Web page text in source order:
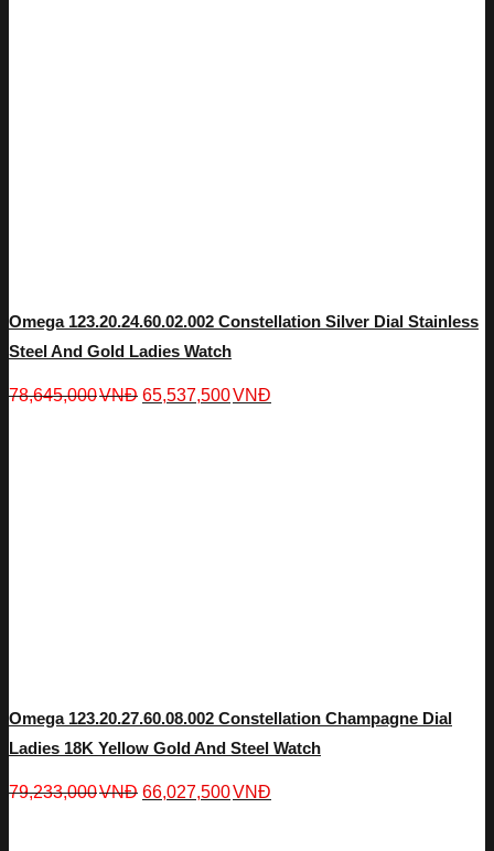
Omega 123.20.24.60.02.002 Constellation Silver Dial Stainless
Steel And Gold Ladies Watch
78,645,000VNĐ 65,537,500VNĐ
Omega 123.20.27.60.08.002 Constellation Champagne Dial
Ladies 18K Yellow Gold And Steel Watch
79,233,000VNĐ 66,027,500VNĐ